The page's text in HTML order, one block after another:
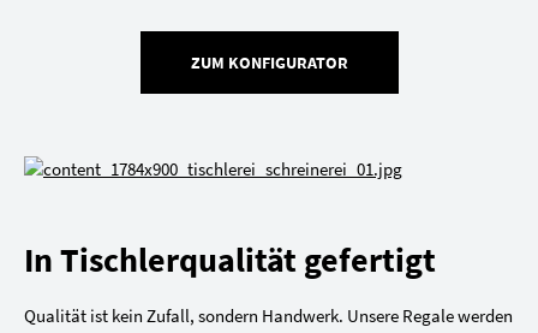
ZUM KONFIGURATOR
In Tischlerqualität gefertigt
Qualität ist kein Zufall, sondern Handwerk. Unsere Regale werden